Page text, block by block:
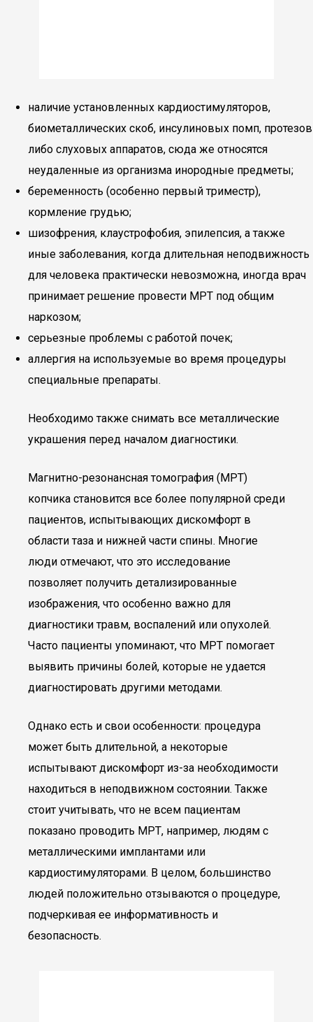
наличие установленных кардиостимуляторов,
биометаллических скоб, инсулиновых помп, протезов
либо слуховых аппаратов, сюда же относятся
неудаленные из организма инородные предметы;
беременность (особенно первый триместр),
кормление грудью;
шизофрения, клаустрофобия, эпилепсия, а также
иные заболевания, когда длительная неподвижность
для человека практически невозможна, иногда врач
принимает решение провести МРТ под общим
наркозом;
серьезные проблемы с работой почек;
аллергия на используемые во время процедуры
специальные препараты.
Необходимо также снимать все металлические
украшения перед началом диагностики.
Магнитно-резонансная томография (МРТ)
копчика становится все более популярной среди
пациентов, испытывающих дискомфорт в
области таза и нижней части спины. Многие
люди отмечают, что это исследование
позволяет получить детализированные
изображения, что особенно важно для
диагностики травм, воспалений или опухолей.
Часто пациенты упоминают, что МРТ помогает
выявить причины болей, которые не удается
диагностировать другими методами.
Однако есть и свои особенности: процедура
может быть длительной, а некоторые
испытывают дискомфорт из-за необходимости
находиться в неподвижном состоянии. Также
стоит учитывать, что не всем пациентам
показано проводить МРТ, например, людям с
металлическими имплантами или
кардиостимуляторами. В целом, большинство
людей положительно отзываются о процедуре,
подчеркивая ее информативность и
безопасность.